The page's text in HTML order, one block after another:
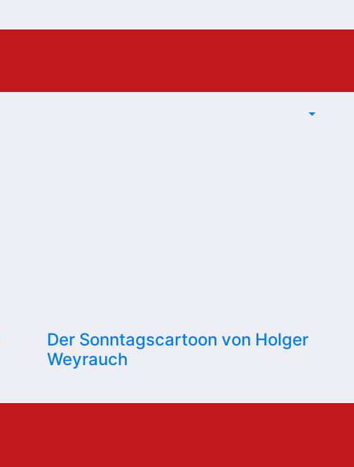
Der Sonntagscartoon von Holger
Weyrauch